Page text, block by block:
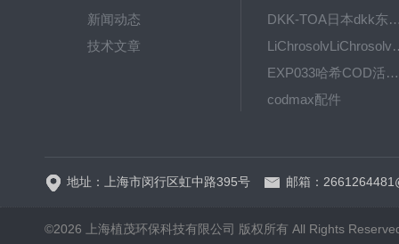
新闻动态
技术文章
DKK-TOA日本dkk东亚电
EXP033哈希COD活塞泵价格 EXP033
codmax配件
地址：上海市闵行区虹中路395号 邮箱：
©2026 上海植茂环保科技有限公司 版权所有 All Rights